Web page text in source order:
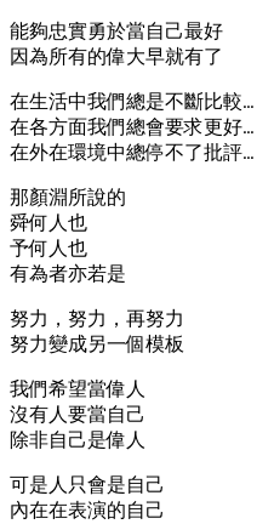
能夠忠實勇於當自己最好
因為所有的偉大早就有了
在生活中我們總是不斷比較…
在各方面我們總會要求更好…
在外在環境中總停不了批評…
那顏淵所說的
舜何人也
予何人也
有為者亦若是
努力，努力，再努力
努力變成另一個模板
我們希望當偉人
沒有人要當自己
除非自己是偉人
可是人只會是自己
內在在表演的自己